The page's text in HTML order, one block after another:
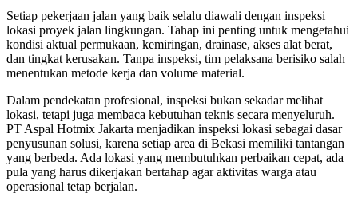
Setiap pekerjaan jalan yang baik selalu diawali dengan inspeksi
lokasi proyek jalan lingkungan. Tahap ini penting untuk mengetahui
kondisi aktual permukaan, kemiringan, drainase, akses alat berat,
dan tingkat kerusakan. Tanpa inspeksi, tim pelaksana berisiko salah
menentukan metode kerja dan volume material.
Dalam pendekatan profesional, inspeksi bukan sekadar melihat
lokasi, tetapi juga membaca kebutuhan teknis secara menyeluruh.
PT Aspal Hotmix Jakarta menjadikan inspeksi lokasi sebagai dasar
penyusunan solusi, karena setiap area di Bekasi memiliki tantangan
yang berbeda. Ada lokasi yang membutuhkan perbaikan cepat, ada
pula yang harus dikerjakan bertahap agar aktivitas warga atau
operasional tetap berjalan.